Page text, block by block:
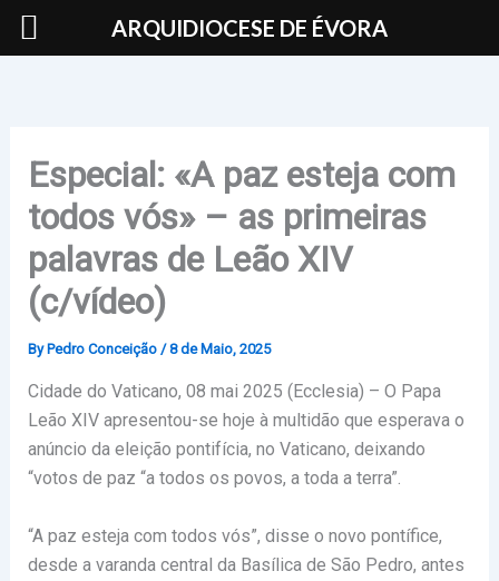
Skip
Especial: «A paz esteja com
todos vós» – as primeiras
palavras de Leão XIV
(c/vídeo)
By Pedro Conceição /8 de Maio, 2025
Cidade do Vaticano, 08 mai 2025 (Ecclesia) – O Papa
Leão XIV apresentou-se hoje à multidão que esperava o
anúncio da eleição pontifícia, no Vaticano, deixando
“votos de paz “a todos os povos, a toda a terra”.
“A paz esteja com todos vós”, disse o novo pontífice,
desde a varanda central da Basílica de São Pedro, antes
ARQUIDIOCESE DE ÉVORA